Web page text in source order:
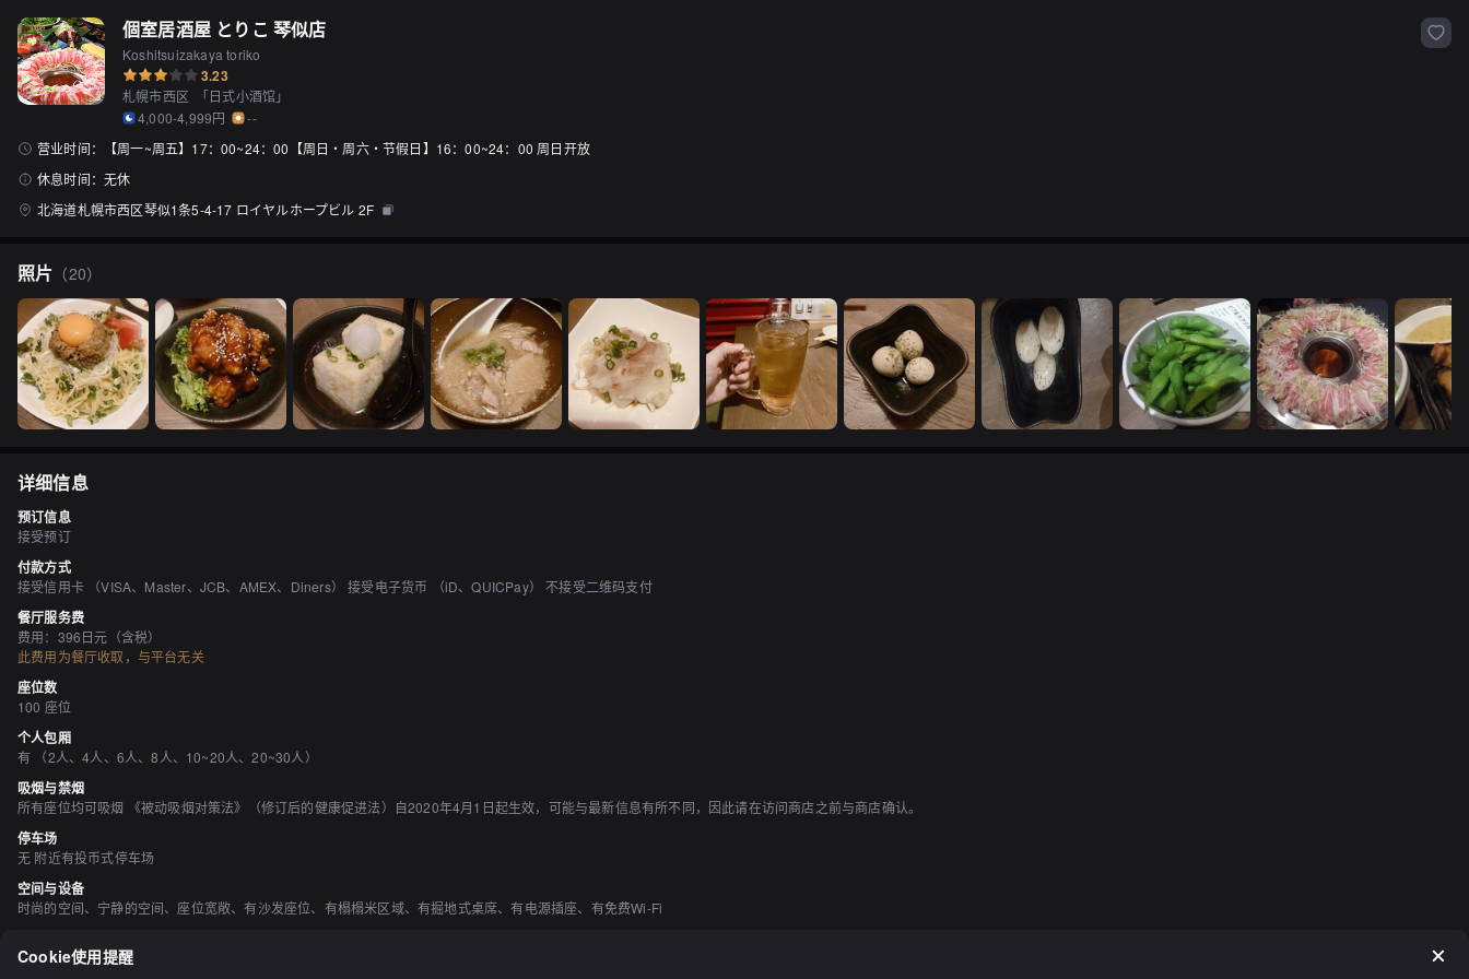
個室居酒屋 とりこ 琴似店
Koshitsuizakaya toriko
3.23
札幌市西区 「日式小酒馆」
4,000-4,999円
--
营业时间：
【周一~周五】17：00~24：00【周日・周六・节假日】16：00~24：00 周日开放
休息时间： 无休
北海道札幌市西区琴似1条5-4-17 ロイヤルホープビル 2F
照片 （20）
详细信息
预订信息
接受预订
付款方式
接受信用卡 （VISA、Master、JCB、AMEX、Diners） 接受电子货币 （iD、QUICPay） 不接受二维码支付
餐厅服务费
费用：396日元（含税）
此费用为餐厅收取，与平台无关
座位数
100 座位
个人包厢
有 （2人、4人、6人、8人、10~20人、20~30人）
吸烟与禁烟
所有座位均可吸烟 《被动吸烟对策法》（修订后的健康促进法）自2020年4月1日起生效，可能与最新信息有所不同，因此请在访问商店之前与商店确认。
停车场
无 附近有投币式停车场
空间与设备
时尚的空间、宁静的空间、座位宽敞、有沙发座位、有榻榻米区域、有掘地式桌席、有电源插座、有免费Wi-Fi
有日本清酒、有烧酒、有葡萄酒、有鸡尾酒
Cookie使用提醒